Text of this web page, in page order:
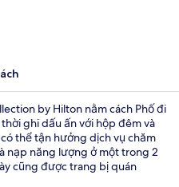
by Hilton nằm cách Phố đi
ghi dấu ấn với hộp đêm và
thể tận hưởng dịch vụ chăm
nạp năng lượng ở một trong 2
cũng được trang bị quán